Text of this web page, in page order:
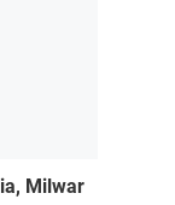
Milwar